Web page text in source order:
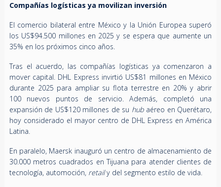
Compañías logísticas ya movilizan inversión
El comercio bilateral entre México y la Unión Europea superó
los US$94.500 millones en 2025 y se espera que aumente un
35% en los próximos cinco años.
Tras el acuerdo, las compañías logísticas ya comenzaron a
mover capital. DHL Express invirtió US$81 millones en México
durante 2025 para ampliar su flota terrestre en 20% y abrir
100 nuevos puntos de servicio. Además, completó una
expansión de US$120 millones de su hubaéreo en Querétaro,
hoy considerado el mayor centro de DHL Express en América
Latina.
En paralelo, Maersk inauguró un centro de almacenamiento de
30.000 metros cuadrados en Tijuana para atender clientes de
tecnología, automoción, retaily del segmento estilo de vida.